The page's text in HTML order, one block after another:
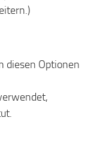
diesen Optionen